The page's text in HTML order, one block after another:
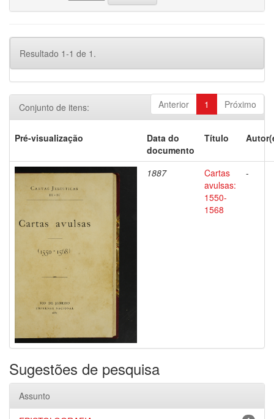
Resultado 1-1 de 1.
Anterior 1 Próximo
Conjunto de itens:
Pré-visualização
Data do
documento
Título
1887
Cartas
avulsas:
1550-
1568
-
Sugestões de pesquisa
Assunto